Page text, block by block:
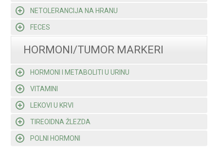
NETOLERANCIJA NA HRANU
FECES
HORMONI/TUMOR MARKERI
HORMONI I METABOLITI U URINU
VITAMINI
LEKOVI U KRVI
TIREOIDNA ŽLEZDA
POLNI HORMONI